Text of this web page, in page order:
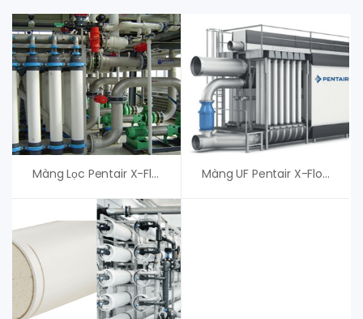
Màng Lọc Pentair X-Flow COMPACT 55G – Màng UF Pentair Màng UF Pentair X-Flow XF75 (USA) – An Vi Group